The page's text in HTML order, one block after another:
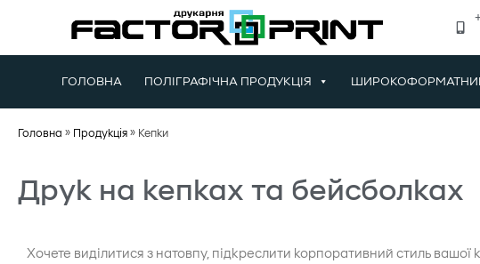
ГОЛОВНА ПОЛІГРАФІЧНА ПРОДУКЦІЯ
Головна » Продукція » Кепки
Друк на кепках та бейсболках
Хочете виділитися з натовпу, підкреслити корпоративний стиль вашої